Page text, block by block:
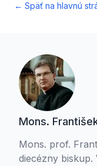
← Späť na hlavnú
Mons.
Mons. prof.
diecézny